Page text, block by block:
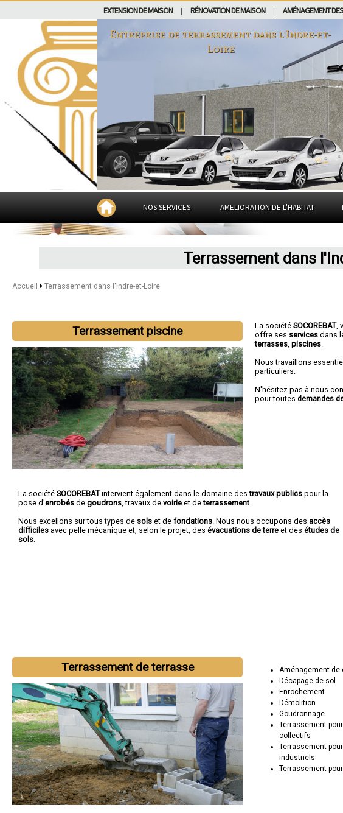
EXTENSION DE MAISON RÉNOVATION DE MAISON AMÉNAGEMENT
Entreprise de terrassement dans l'Indre-et-
Loire
NOS SERVICES AMELIORATION DE L'HABITAT
Terrassement dans
Accueil Terrassement dans l'Indre-et-Loire
Terrassement piscine La sociétéSOCOREBAT,
offre ses services dans
terrasses,piscines.
Nous travaillons
particuliers.
N'hésitez pas à nous
pour toutesdemandes
La société SOCOREBATintervient également dans le domaine destravaux publics pour la
pose d'enrobés de goudrons, travaux de voirie et deterrassement.
Nous excellons sur tous types de sols et de fondations. Nous nous occupons des accès
difficiles avec pelle mécanique et, selon le projet, des évacuations de terre et des études de
sols.
Terrassement de terrasse
Aménagement de
Décapage de sol
Enrochement
Démolition
Goudronnage
Terrassement
collectifs
Terrassement
industriels
Terrassement